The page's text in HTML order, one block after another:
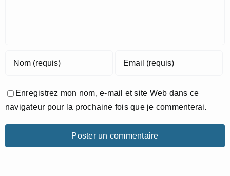
Enregistrez mon nom, e-mail et site Web dans ce
navigateur pour la prochaine fois que je commenterai.